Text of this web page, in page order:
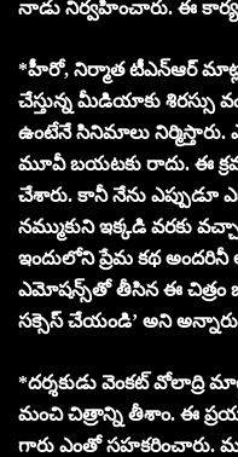
నాడు నిర్వహించారు. ఈ
*హీరో, నిర్మాత టీఎన్‌ఆర్
చేస్తున్న మీడియాకు శిరస్సు
ఉంటేనే సినిమాలు
మూవీ బయటకు రాదు. ఈ
చేశారు. కానీ నేను
నమ్ముకుని ఇక్కడి వరకు
ఇందులోని ప్రేమ కథ అందరినీ
ఎమోషన్స్‌తో తీసిన ఈ చిత్రం
సక్సెస్ చేయండి’ అని
*దర్శకుడు వెంకట్ వోలాద్రి
మంచి చిత్రాన్ని తీశాం. ఈ
గారు ఎంతో సహకరించారు.